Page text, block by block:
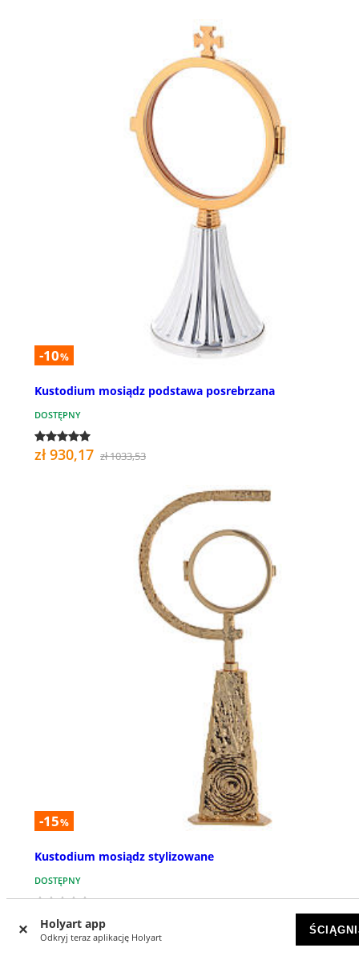
Holyart app
Odkryj teraz aplikację Holyart
-10%
Kustodium mosiądz podstawa posrebrzana
DOSTĘPNY
zł 930,17 zł 1033,53
-15%
Kustodium mosiądz stylizowane
DOSTĘPNY
zł 2374,63